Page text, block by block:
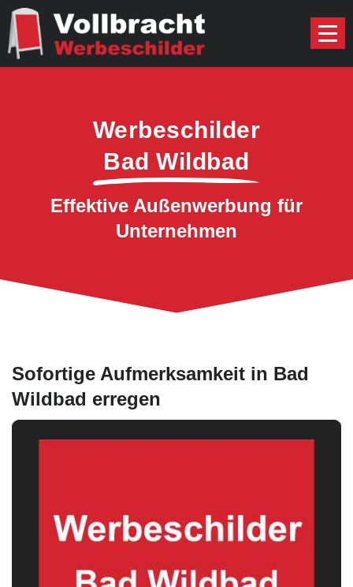
Werbeschilder
Bad Wildbad
Effektive Außenwerbung für
Unternehmen
Sofortige Aufmerksamkeit in Bad
Wildbad erregen